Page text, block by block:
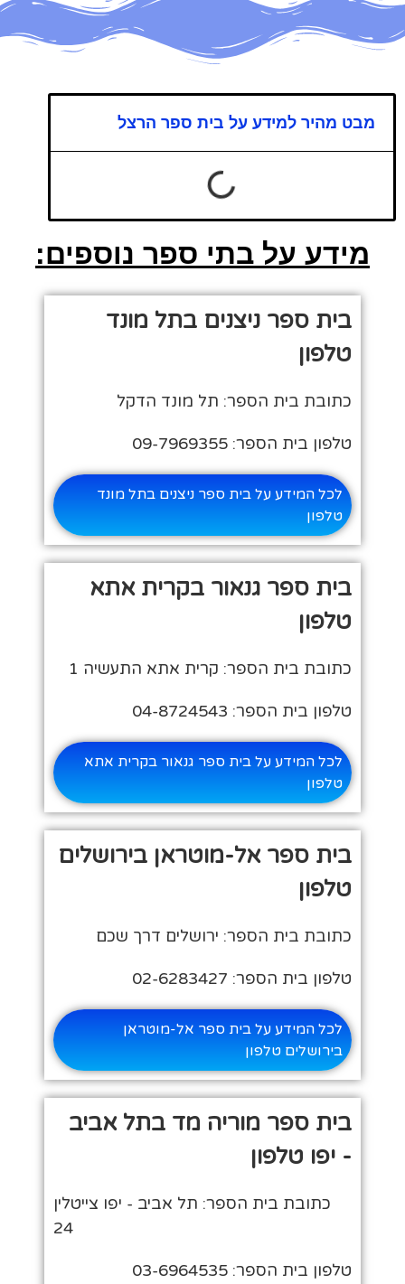
מבט מהיר למידע על בית ספר הרצל
מידע על בתי ספר נוספים:
בית ספר ניצנים בתל מונד
טלפון
כתובת בית הספר: תל מונד הדקל
טלפון בית הספר: 09-7969355
לכל המידע על בית ספר ניצנים בתל מונד
טלפון
בית ספר גנאור בקרית אתא
טלפון
כתובת בית הספר: קרית אתא התעשיה 1
טלפון בית הספר: 04-8724543
לכל המידע על בית ספר גנאור בקרית אתא
טלפון
בית ספר אל-מוטראן בירושלים
טלפון
כתובת בית הספר: ירושלים דרך שכם
טלפון בית הספר: 02-6283427
לכל המידע על בית ספר אל-מוטראן
בירושלים טלפון
בית ספר מוריה מד בתל אביב
- יפו טלפון
כתובת בית הספר: תל אביב - יפו צייטלין
24
טלפון בית הספר: 03-6964535